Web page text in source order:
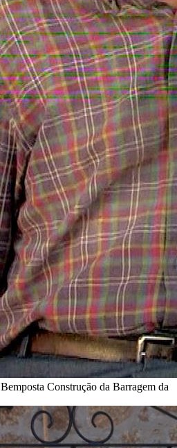
Bemposta Construção da Barragem da